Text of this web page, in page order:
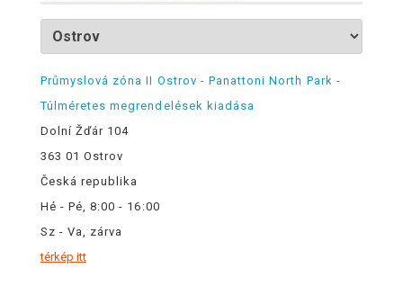
Průmyslová zóna II Ostrov - Panattoni North Park -
Túlméretes megrendelések kiadása
Dolní Žďár 104
363 01 Ostrov
Česká republika
Hé - Pé, 8:00 - 16:00
Sz - Va, zárva
térkép itt